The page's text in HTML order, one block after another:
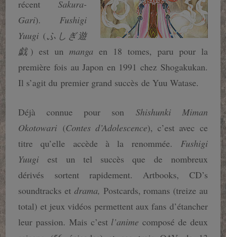
récent Sakura-
Gari). Fushigi
Yuugi (ふしぎ遊
戯 ) est unmanga en 18 tomes, paru pour la
première fois au Japon en 1991 chez Shogakukan.
Il s’agit du premier grand succès de Yuu Watase.
Déjà connue pour son Shishunki Miman
Okotowari (Contes d’Adolescence), c’est avec ce
titre qu’elle accède à la renommée. Fushigi
Yuugi est un tel succès que de nombreux
dérivés sortent rapidement. Artbooks, CD’s
soundtracks et drama, Postcards, romans (treize au
total) et jeux vidéos permettent aux fans d’étancher
leur passion. Mais c’est l’anime composé de deux